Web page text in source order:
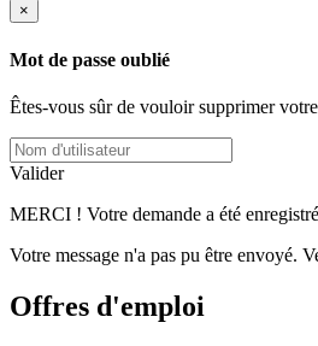
×
Mot de passe oublié
Êtes-vous sûr de vouloir supprimer
Valider
MERCI ! Votre demande a été
Votre message n'a pas pu être envoyé.
Offres d'emploi